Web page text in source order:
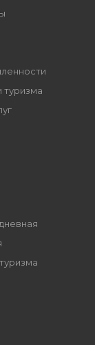
туризма